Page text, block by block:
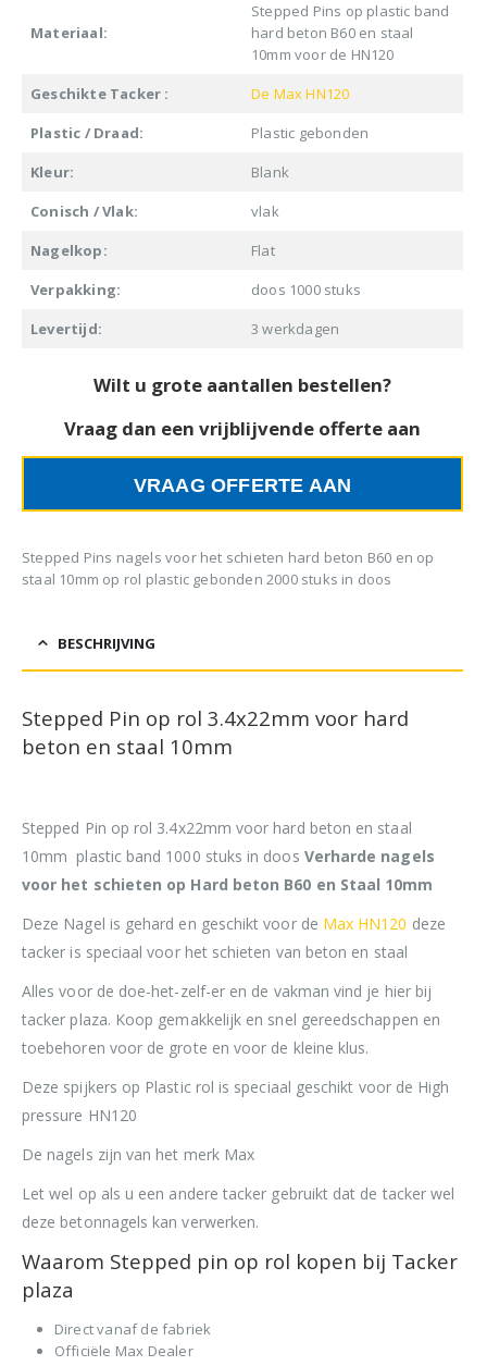
Materiaal:
Stepped Pins op plastic band
hard beton B60 en staal
10mm voor de HN120
Geschikte Tacker :
De Max HN120
Plastic / Draad:
Plastic gebonden
Kleur:
Blank
Conisch / Vlak:
vlak
Nagelkop:
Flat
Verpakking:
doos 1000 stuks
Levertijd:
3 werkdagen
Wilt u grote aantallen bestellen?
Vraag dan een vrijblijvende offerte aan
VRAAG OFFERTE AAN
Stepped Pins nagels voor het schieten hard beton B60 en op
staal 10mm op rol plastic gebonden 2000 stuks in doos
BESCHRIJVING
Stepped Pin op rol 3.4x22mm voor hard
beton en staal 10mm
Stepped Pin op rol 3.4x22mm voor hard beton en staal
10mm plastic band 1000 stuks in doos Verharde nagels
voor het schieten op Hard beton B60 en Staal 10mm
Deze Nagel is gehard en geschikt voor de Max HN120 deze
tacker is speciaal voor het schieten van beton en staal
Alles voor de doe-het-zelf-er en de vakman vind je hier bij
tacker plaza. Koop gemakkelijk en snel gereedschappen en
toebehoren voor de grote en voor de kleine klus.
Deze spijkers op Plastic rol is speciaal geschikt voor de High
pressure HN120
De nagels zijn van het merk Max
Let wel op als u een andere tacker gebruikt dat de tacker wel
deze betonnagels kan verwerken.
Waarom Stepped pin op rol kopen bij Tacker
plaza
Direct vanaf de fabriek
Officiële Max Dealer